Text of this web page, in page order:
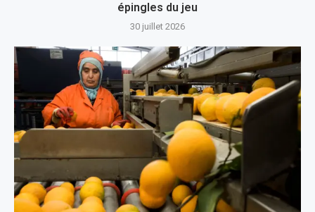
épingles du jeu
30 juillet 2026